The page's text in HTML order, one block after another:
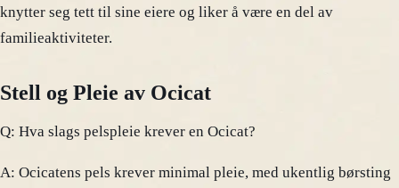
knytter seg tett til sine eiere og liker å være en del av
familieaktiviteter.
Stell og Pleie av Ocicat
Q: Hva slags pelspleie krever en Ocicat?
A: Ocicatens pels krever minimal pleie, med ukentlig børsting